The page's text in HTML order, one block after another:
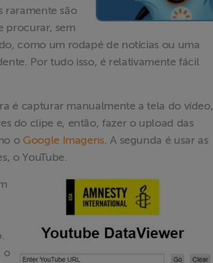
raramente são
procurar, sem
como um rodapé de notícias ou uma
Por tudo isso, é relativamente fácil
é capturar manualmente a tela do vídeo,
do clipe e, então, fazer o upload das
o Google Imagens. A segunda é usar as
o YouTube.
o